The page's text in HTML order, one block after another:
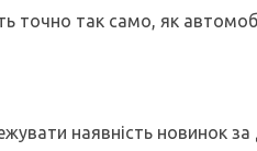
точно так само, як
наявність новинок